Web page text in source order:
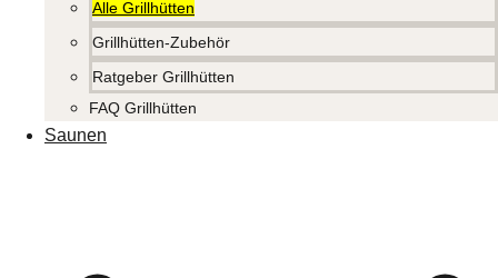
Alle Grillhütten
Grillhütten-Zubehör
Ratgeber Grillhütten
FAQ Grillhütten
Saunen